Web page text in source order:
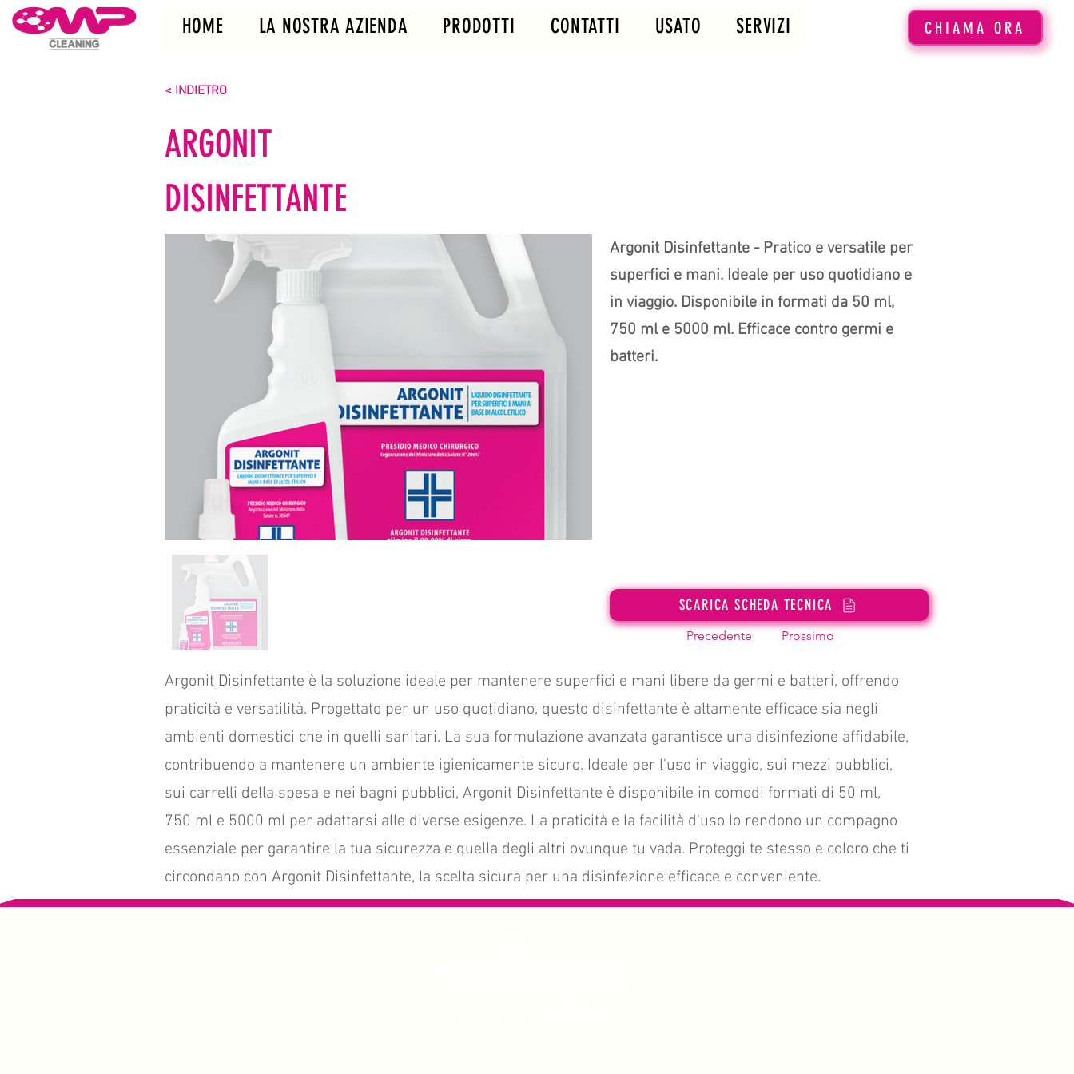
HOME LA NOSTRA AZIENDA PRODOTTI CONTATTI USATO SERVIZI CHIAMA ORA
< INDIETRO
ARGONIT
DISINFETTANTE
Argonit Disinfettante - Pratico e versatile per
superfici e mani. Ideale per uso quotidiano e
in viaggio. Disponibile in formati da 50 ml,
750 ml e 5000 ml. Efficace contro germi e
batteri.
SCARICA SCHEDA TECNICA
Precedente Prossimo
Argonit Disinfettante è la soluzione ideale per mantenere superfici e mani libere da germi e batteri, offrendo
praticità e versatilità. Progettato per un uso quotidiano, questo disinfettante è altamente efficace sia negli
ambienti domestici che in quelli sanitari. La sua formulazione avanzata garantisce una disinfezione affidabile,
contribuendo a mantenere un ambiente igienicamente sicuro. Ideale per l'uso in viaggio, sui mezzi pubblici,
sui carrelli della spesa e nei bagni pubblici, Argonit Disinfettante è disponibile in comodi formati di 50 ml,
750 ml e 5000 ml per adattarsi alle diverse esigenze. La praticità e la facilità d'uso lo rendono un compagno
essenziale per garantire la tua sicurezza e quella degli altri ovunque tu vada. Proteggi te stesso e coloro che ti
circondano con Argonit Disinfettante, la scelta sicura per una disinfezione efficace e conveniente.